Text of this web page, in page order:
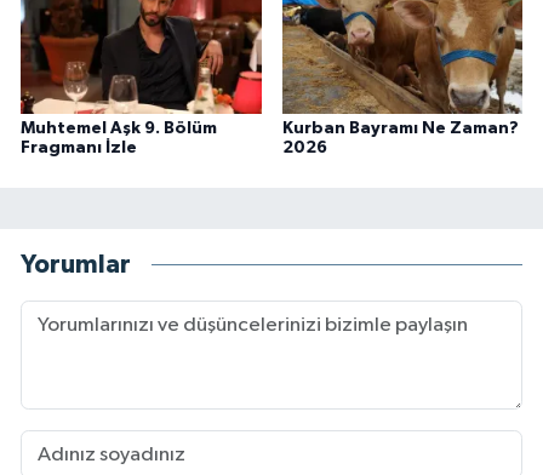
Muhtemel Aşk 9. Bölüm
Fragmanı İzle
Kurban Bayramı Ne Zaman?
2026
Yorumlar